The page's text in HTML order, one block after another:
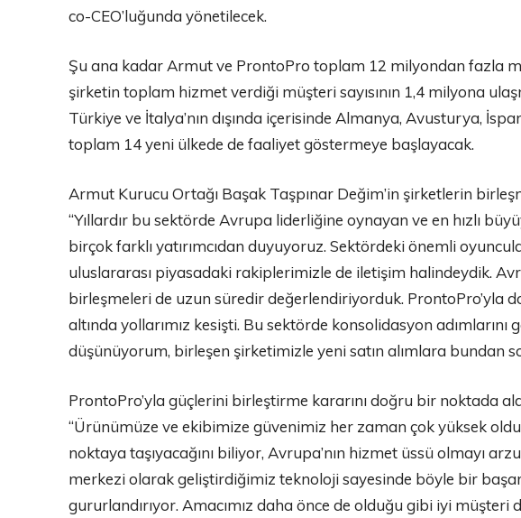
co-CEO’luğunda yönetilecek.
Şu ana kadar Armut ve ProntoPro toplam 12 milyondan fazla
şirketin toplam hizmet verdiği müşteri sayısının 1,4 milyona
Türkiye ve İtalya’nın dışında içerisinde Almanya, Avusturya,
toplam 14 yeni ülkede de faaliyet göstermeye başlayacak.
Armut Kurucu Ortağı Başak Taşpınar Değim’in şirketlerin
“Yıllardır bu sektörde Avrupa liderliğine oynayan ve en hızlı
birçok farklı yatırımcıdan duyuyoruz. Sektördeki önemli
uluslararası piyasadaki rakiplerimizle de iletişim halindeydik.
birleşmeleri de uzun süredir değerlendiriyorduk. ProntoPro’yla
altında yollarımız kesişti. Bu sektörde konsolidasyon
düşünüyorum, birleşen şirketimizle yeni satın alımlara bundan
ProntoPro’yla güçlerini birleştirme kararını doğru bir noktada
“Ürünümüze ve ekibimize güvenimiz her zaman çok yüksek
noktaya taşıyacağını biliyor, Avrupa’nın hizmet üssü olmayı
merkezi olarak geliştirdiğimiz teknoloji sayesinde böyle bir
gururlandırıyor. Amacımız daha önce de olduğu gibi iyi